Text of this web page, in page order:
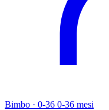
Bimbo · 0-36 0-36 mesi